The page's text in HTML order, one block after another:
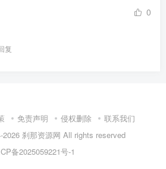
0
复
免责声明 侵权删除
联系我们
2026 刹那资源网 All rights reserved
备2025059221号-1